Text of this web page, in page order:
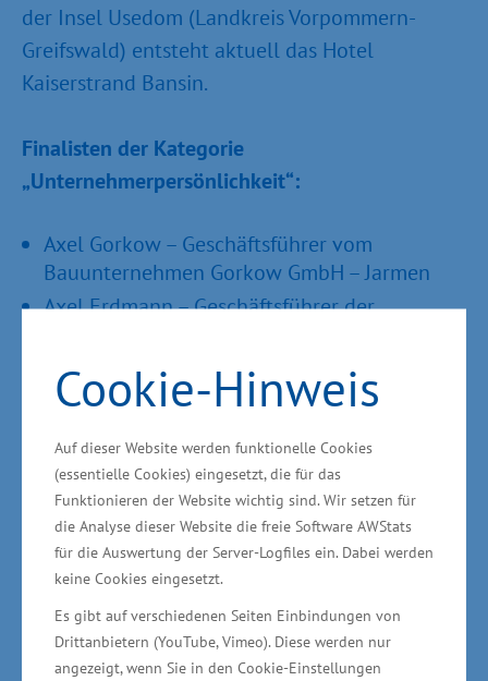
Cookie-Hinweis
Auf dieser Website werden funktionelle Cookies
(essentielle Cookies) eingesetzt, die für das
Funktionieren der Website wichtig sind. Wir setzen für
die Analyse dieser Website die freie Software AWStats
für die Auswertung der Server-Logfiles ein. Dabei werden
keine Cookies eingesetzt.
Es gibt auf verschiedenen Seiten Einbindungen von
Drittanbietern (YouTube, Vimeo). Diese werden nur
angezeigt, wenn Sie in den Cookie-Einstellungen
der Insel Usedom (Landkreis Vorpommern-
Greifswald) entsteht aktuell das Hotel
Kaiserstrand Bansin.
Finalisten der Kategorie
„Unternehmerpersönlichkeit“:
Axel Gorkow – Geschäftsführer vom
Bauunternehmen Gorkow GmbH – Jarmen
Axel Erdmann – Geschäftsführer der
Christa-Maria Wendig – Geschäftsführerin der
Woldegk
Reinhard Mohn – Geschäftsführer der SIGRO
Parchim GmbH – Parchim
Kategorie „Unternehmensentwicklung“